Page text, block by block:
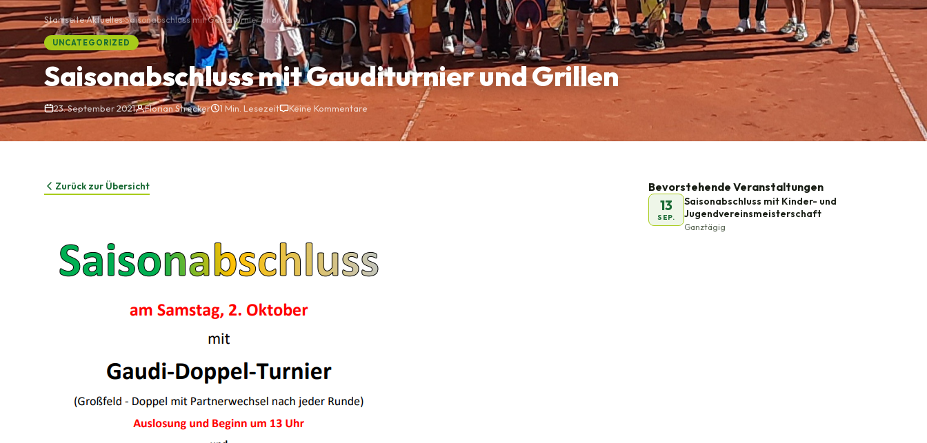
Startseite›Aktuelles›Saisonabschluss mit Gauditurnier und Grillen
UNCATEGORIZED
Saisonabschluss mit Gauditurnier und Grillen
23. September 2021 Florian Strecker 1 Min. Lesezeit Keine Kommentare
Zurück zur Übersicht Bevorstehende Veranstaltungen
13
SEP.
Saisonabschluss mit Kinder- und
Jugendvereinsmeisterschaft
Ganztägig